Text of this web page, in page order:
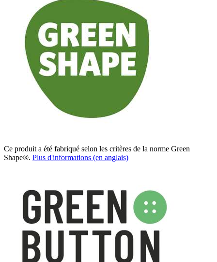
Ce produit a été fabriqué selon les critères de la norme Green
Shape®. Plus d'informations (en anglais)